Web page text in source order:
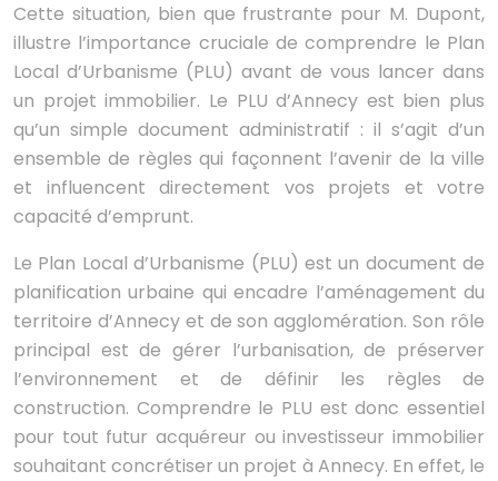
Cette situation, bien que frustrante pour M. Dupont,
illustre l’importance cruciale de comprendre le Plan
Local d’Urbanisme (PLU) avant de vous lancer dans
un projet immobilier. Le PLU d’Annecy est bien plus
qu’un simple document administratif : il s’agit d’un
ensemble de règles qui façonnent l’avenir de la ville
et influencent directement vos projets et votre
capacité d’emprunt.
Le Plan Local d’Urbanisme (PLU) est un document de
planification urbaine qui encadre l’aménagement du
territoire d’Annecy et de son agglomération. Son rôle
principal est de gérer l’urbanisation, de préserver
l’environnement et de définir les règles de
construction. Comprendre le PLU est donc essentiel
pour tout futur acquéreur ou investisseur immobilier
souhaitant concrétiser un projet à Annecy. En effet, le